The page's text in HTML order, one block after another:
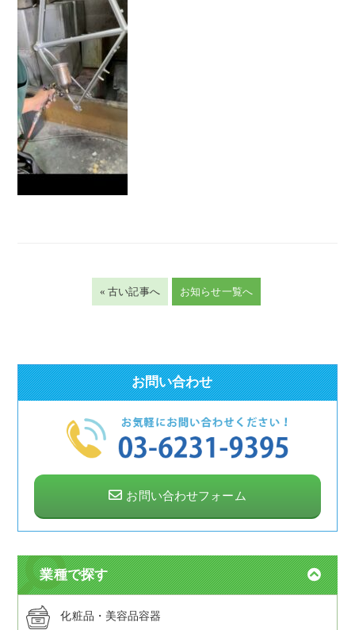
« 古い記事へ お知らせ一覧へ
お問い合わせ
お問い合わせフォーム
業種で探す
化粧品・美容品容器